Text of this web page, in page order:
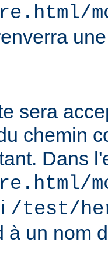
sera
chemin
Dans
/test/
à un nom